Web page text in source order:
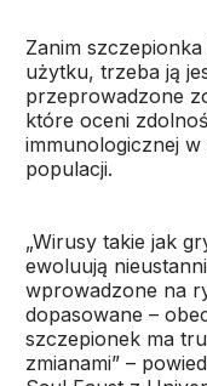
Zanim
użytku, trzeba ją
przeprowadzone
które oceni
immunologicznej
populacji.
„Wirusy takie jak
ewoluują
wprowadzone na
dopasowane –
szczepionek ma
zmianami” –